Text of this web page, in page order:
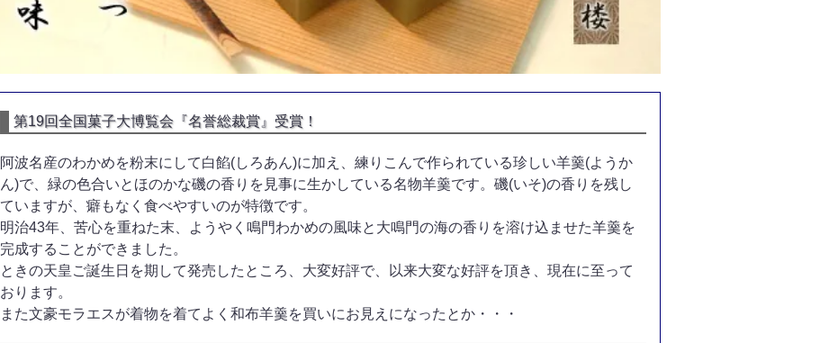
第19回全国菓子大博覧会『名誉総裁賞』受賞！
阿波名産のわかめを粉末にして白餡(しろあん)に加え、練りこんで作られている珍しい羊羹(ようか
ん)で、緑の色合いとほのかな磯の香りを見事に生かしている名物羊羹です。磯(いそ)の香りを残し
ていますが、癖もなく食べやすいのが特徴です。
明治43年、苦心を重ねた末、ようやく鳴門わかめの風味と大鳴門の海の香りを溶け込ませた羊羹を
完成することができました。
ときの天皇ご誕生日を期して発売したところ、大変好評で、以来大変な好評を頂き、現在に至って
おります。
また文豪モラエスが着物を着てよく和布羊羹を買いにお見えになったとか・・・